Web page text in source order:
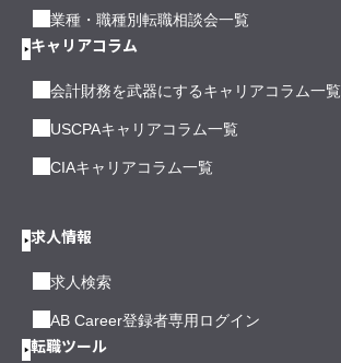
業種・職種別転職相談会一覧
キャリアコラム
会計財務を武器にするキャリアコラム一覧
USCPAキャリアコラム一覧
CIAキャリアコラム一覧
求人情報
求人検索
AB Career登録者専用ログイン
転職ツール